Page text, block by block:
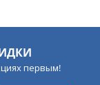
первым!